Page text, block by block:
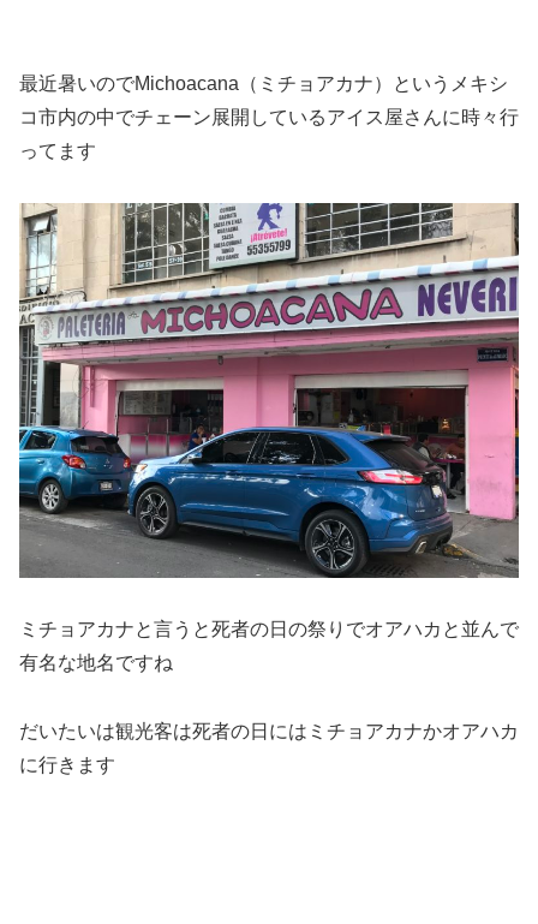
最近暑いのでMichoacana（ミチョアカナ）という メキシ
コ市内の中でチェーン展開しているアイス屋さんに時々行
ってます
ミチョアカナと言うと死者の日の祭りでオアハカと並んで
有名な地名ですね
だいたいは観光客は死者の日にはミチョアカナかオアハカ
に行きます